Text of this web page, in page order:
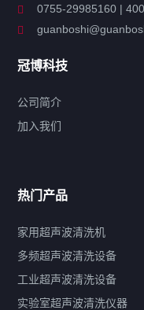
特种超声波洗净产品
超声波配件
产品标签
鼓泡 升降 抛动
带加热
功率可调
双波脱气
机械旋钮系列
厨具清洗机
超声波振板
0755-29985160 |
冠博科技
公司简介
加入我们
热门产品
家用超声波清洗机
多频超声波清洗设备
工业超声波清洗设备
实验室超声波清洗仪器